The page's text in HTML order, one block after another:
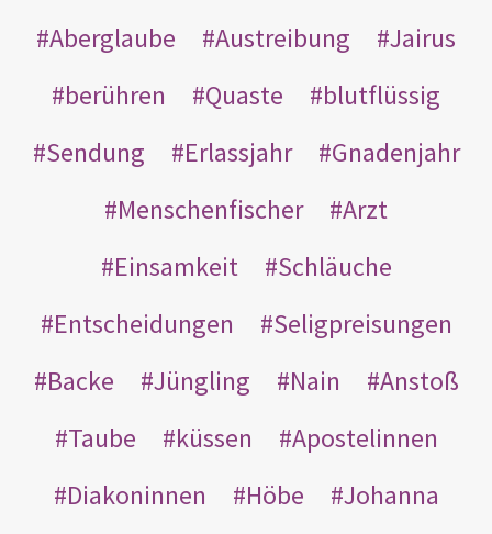
Aberglaube
Austreibung
Jairus
berühren
Quaste
blutflüssig
Sendung
Erlassjahr
Gnadenjahr
Menschenfischer
Arzt
Einsamkeit
Schläuche
Entscheidungen
Seligpreisungen
Backe
Jüngling Nain
Anstoß
Taube
küssen
Apostelinnen
Diakoninnen
Höbe
Johanna